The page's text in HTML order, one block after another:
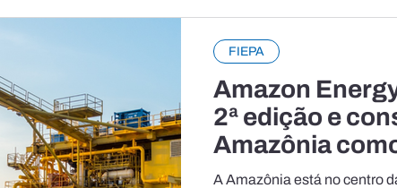
reunirá empresários,
Amazon
2ª edição e
Amazônia
da transição
A Amazônia está no centro
FIEPA